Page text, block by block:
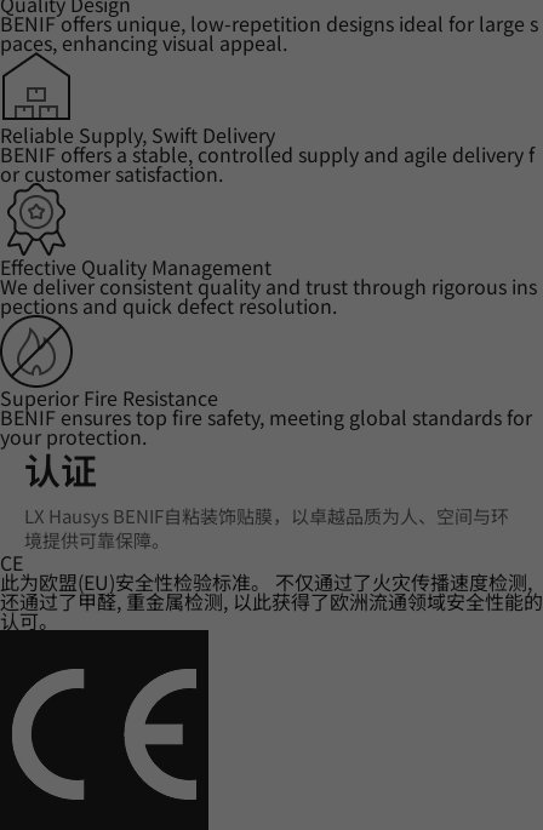
BENIF offers unique, low-repetition designs ideal for large s
paces, enhancing visual appeal.
Reliable Supply, Swift Delivery
BENIF offers a stable, controlled supply and agile delivery f
or customer satisfaction.
Effective Quality Management
We deliver consistent quality and trust through rigorous ins
pections and quick defect resolution.
Superior Fire Resistance
BENIF ensures top fire safety, meeting global standards for
your protection.
认证
LX Hausys BENIF自粘装饰贴膜，以卓越品质为人、空间与环
境提供可靠保障。
CE
此为欧盟(EU)安全性检验标准。 不仅通过了火灾传播速度检测,
还通过了甲醛, 重金属检测, 以此获得了欧洲流通领域安全性能的
认可。